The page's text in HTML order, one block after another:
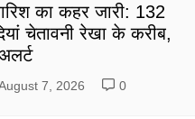
का कहर जारी: 132
चेतावनी रेखा के करीब,
7, 2026 0